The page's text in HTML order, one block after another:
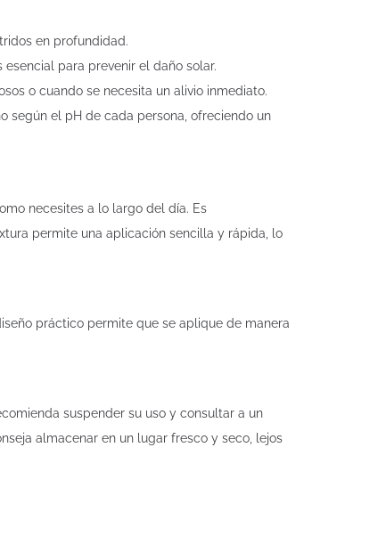
en profundidad.
para prevenir el daño solar.
o cuando se necesita un alivio inmediato.
según el pH de cada persona, ofreciendo un
necesites a lo largo del día. Es
permite una aplicación sencilla y rápida, lo
práctico permite que se aplique de manera
suspender su uso y consultar a un
almacenar en un lugar fresco y seco, lejos